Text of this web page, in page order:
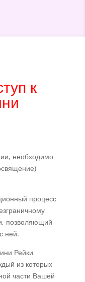
к
необходимо
процесс
позволяющий
ней.
Рейки
из которых
части Вашей